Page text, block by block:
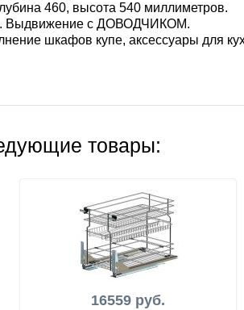
460, высота 540 миллиметров.
Выдвижение с ДОВОДЧИКОМ.
шкафов купе, аксессуары для
товары:
16559 руб.